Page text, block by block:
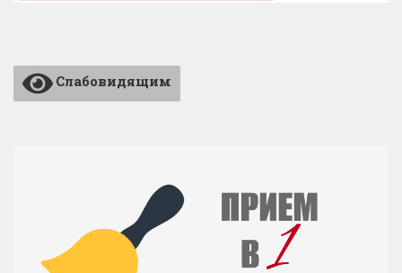
Слабовидящим